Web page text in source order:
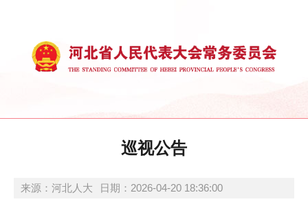
巡视公告
来源：河北人大 日期：2026-04-20 18:36:00